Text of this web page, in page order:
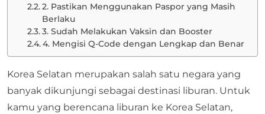
2. Pastikan Menggunakan Paspor yang Masih
Berlaku
3. Sudah Melakukan Vaksin dan Booster
4. Mengisi Q-Code dengan Lengkap dan Benar
Korea Selatan merupakan salah satu negara yang
banyak dikunjungi sebagai destinasi liburan. Untuk
kamu yang berencana liburan ke Korea Selatan,